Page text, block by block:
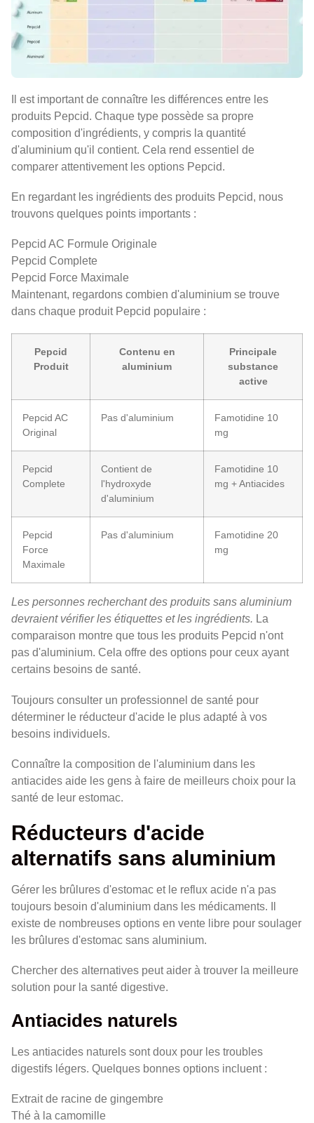
Il est important de connaître les différences entre les
produits Pepcid. Chaque type possède sa propre
composition d'ingrédients, y compris la quantité
d'aluminium qu'il contient. Cela rend essentiel de
comparer attentivement les options Pepcid.
En regardant les ingrédients des produits Pepcid, nous
trouvons quelques points importants :
Pepcid AC Formule Originale
Pepcid Complete
Pepcid Force Maximale
Maintenant, regardons combien d'aluminium se trouve
dans chaque produit Pepcid populaire :
Pepcid
Produit
Contenu en
aluminium
Principale
substance
active
Pepcid AC
Original
Pas d'aluminium
Famotidine 10
mg
Pepcid
Complete
Contient de
l'hydroxyde
d'aluminium
Famotidine 10
mg + Antiacides
Pepcid
Force
Maximale
Pas d'aluminium
Famotidine 20
mg
Les personnes recherchant des produits sans aluminium
devraient vérifier les étiquettes et les ingrédients. La
comparaison montre que tous les produits Pepcid n'ont
pas d'aluminium. Cela offre des options pour ceux ayant
certains besoins de santé.
Toujours consulter un professionnel de santé pour
déterminer le réducteur d'acide le plus adapté à vos
besoins individuels.
Connaître la composition de l'aluminium dans les
antiacides aide les gens à faire de meilleurs choix pour la
santé de leur estomac.
Réducteurs d'acide
alternatifs sans aluminium
Gérer les brûlures d'estomac et le reflux acide n'a pas
toujours besoin d'aluminium dans les médicaments. Il
existe de nombreuses options en vente libre pour soulager
les brûlures d'estomac sans aluminium.
Chercher des alternatives peut aider à trouver la meilleure
solution pour la santé digestive.
Antiacides naturels
Les antiacides naturels sont doux pour les troubles
digestifs légers. Quelques bonnes options incluent :
Extrait de racine de gingembre
Thé à la camomille